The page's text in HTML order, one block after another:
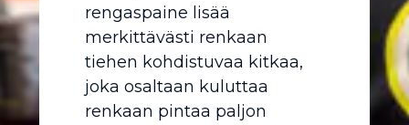
rengaspaine lisää
merkittävästi renkaan
tiehen kohdistuvaa kitkaa,
joka osaltaan kuluttaa
renkaan pintaa paljon